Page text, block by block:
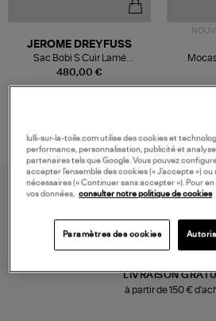
480,00 €
JEROME DREYFUSS
Sac Bobi S Cuir Lamé
Champagne
LIVRAISON
à partir de 150 €
lulli-sur-la-toile.com utilise des cookies et
performance, personnalisation, publicité et
partenaires tels que Google. Vous pouvez
accepter l’ensemble des cookies (« J’accepte »)
nécessaires (« Continuer sans accepter »). Pour en
vos données,
consulter notre politique de cookies
Paramètres des cookies